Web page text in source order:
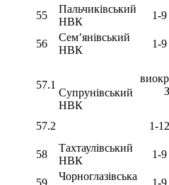
55
Пальчиківський
НВК
1-9
56
Сем’янівський
НВК
1-9
57.1
Супрунівський
НВК
57.2 1-
58
Тахтаулівський
НВК
1-9
59
Чорноглазівська
1-9